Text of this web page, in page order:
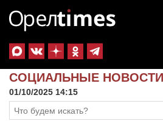
СОЦИАЛЬНЫЕ НОВОСТИ
01/10/2025 14:15